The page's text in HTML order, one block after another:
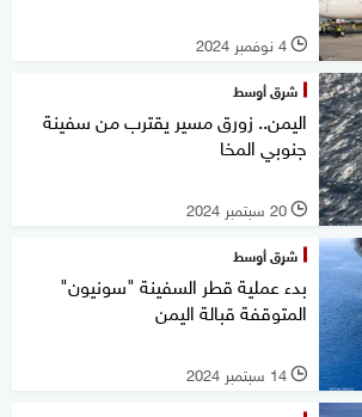
l 4 نوفمبر 2024
شرق أوسط
اليمن.. زورق مسير يقترب من سفينة
جنوبي المخا
l 20 سبتمبر 2024
شرق أوسط
بدء عملية قطر السفينة "سونيون"
المتوقفة قبالة اليمن
l 14 سبتمبر 2024